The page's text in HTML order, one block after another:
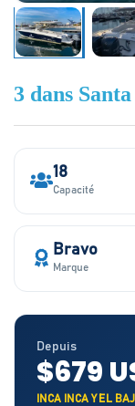
3 dans
18
Capacité
Bravo
Marque
Depuis
$679
INCA INCA Y EL